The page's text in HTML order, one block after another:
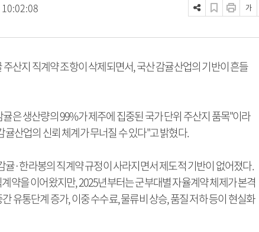
가
산지 직계약 조항이 삭제되면서, 국산 감귤산업의 기반이 흔들
은 생산량의 99%가 제주에 집중된 국가 단위 주산지 품목"이라
산업의 신뢰 체계가 무너질 수 있다"고 밝혔다.
귤·한라봉의 직계약 규정이 사라지면서 제도적 기반이 없어졌다.
약을 이어왔지만, 2025년부터는 군부대별 자율계약 체제가 본격
유통단계 증가, 이중 수수료, 물류비 상승, 품질 저하 등이 현실화